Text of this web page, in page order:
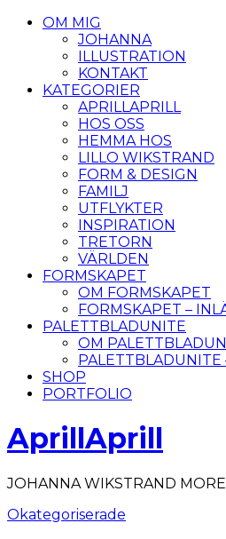
OM MIG
JOHANNA
ILLUSTRATION
KONTAKT
KATEGORIER
APRILLAPRILL
HOS OSS
HEMMA HOS
LILLO WIKSTRAND
FORM & DESIGN
FAMILJ
UTFLYKTER
INSPIRATION
TRETORN
VÄRLDEN
FORMSKAPET
OM FORMSKAPET
FORMSKAPET –
PALETTBLADUNITE
OM
PALETTBLADUNITE
SHOP
PORTFOLIO
AprillAprill
JOHANNA WIKSTRAND
Okategoriserade